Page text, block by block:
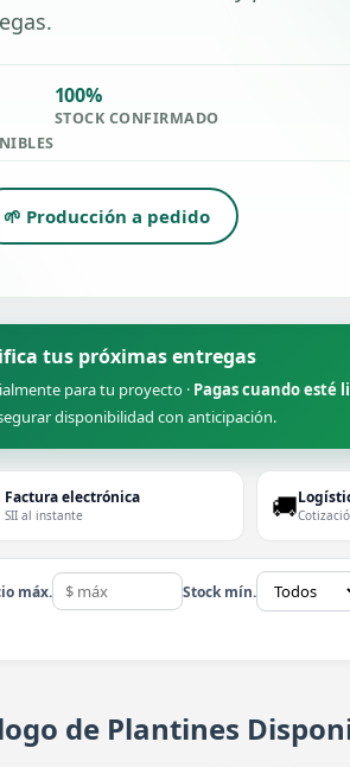
100%
STOCK CONFIRMADO
🌱 Producción a pedido
tus próximas entregas
para tu proyecto · Pagas cuando esté
disponibilidad con anticipación.
Factura electrónica
SII al instante 🚚
máx. Stock mín.
de Plantines